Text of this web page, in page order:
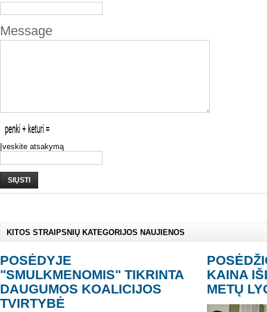
Message
Įveskite atsakymą
SIŲSTI
KITOS STRAIPSNIŲ KATEGORIJOS NAUJIENOS
POSĖDYJE
"SMULKMENOMIS" TIKRINTA
DAUGUMOS KOALICIJOS
TVIRTYBĖ
KAINA
METŲ